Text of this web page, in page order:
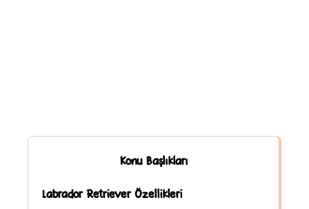
Konu Başlıkları
Labrador Retriever Özellikleri